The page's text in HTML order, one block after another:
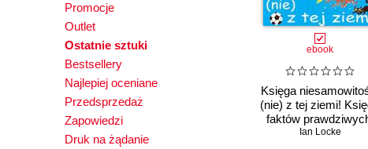
Promocje
Outlet
Ostatnie sztuki
Bestsellery
Najlepiej oceniane
Przedsprzedaż
Zapowiedzi
Druk na żądanie
ebook
Księga
(nie) z tej ziemi!
faktów
choć niezwykłych
Ian Locke